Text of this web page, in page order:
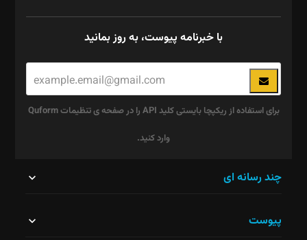
با خبرنامه پیوست، به روز بمانید
برای استفاده از ریکپچا بایستی کلید API را در صفحه ی تنظیمات Quform
وارد کنید.
نباید
چند رسانه ای
پیوست